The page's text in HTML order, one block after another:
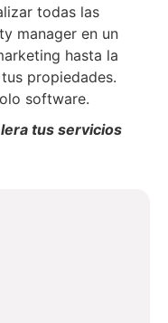
todas las
manager en un
hasta la
propiedades.
software.
tus servicios